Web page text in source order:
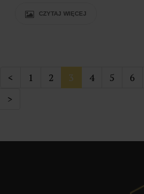
CZYTAJ WIĘCEJ
< 1 2 3 4 5 6
>